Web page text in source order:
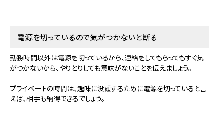
電源を切っているので気がつかないと断る
勤務時間以外は電源を切っているから、連絡をしてもらってもすぐ気
がつかないから、やりとりしても意味がないことを伝えましょう。
プライベートの時間は、趣味に没頭するために電源を切っていると言
えば、相手も納得できるでしょう。